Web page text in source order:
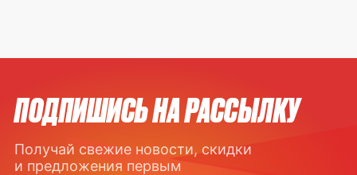
ПОДПИШИСЬ НА РАССЫЛКУ
Получай свежие новости, скидки
и предложения первым